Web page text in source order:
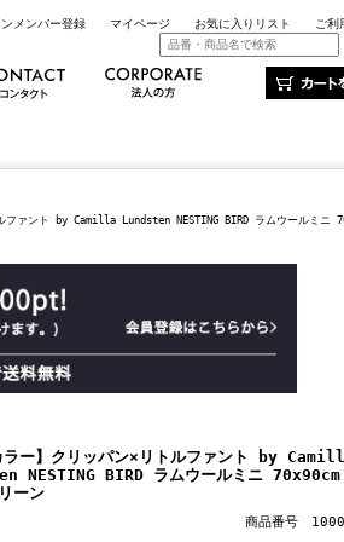
メンバー登録 マイページ お気に入りリスト ご利
ファント by Camilla Lundsten NESTING BIRD ラムウールミニ
ラー】クリッパン×リトルファント by
NESTING BIRD ラムウールミニ 70x90cm
ーン
商品番号